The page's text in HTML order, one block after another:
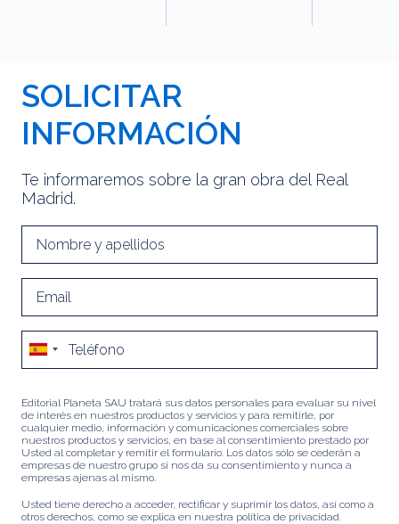
SOLICITAR
INFORMACIÓN
Te informaremos sobre la gran obra del Real
Madrid.
Editorial Planeta SAU tratará sus datos personales para evaluar su nivel
de interés en nuestros productos y servicios y para remitirle, por
cualquier medio, información y comunicaciones comerciales sobre
nuestros productos y servicios, en base al consentimiento prestado por
Usted al completar y remitir el formulario. Los datos sólo se cederán a
empresas de nuestro grupo si nos da su consentimiento y nunca a
empresas ajenas al mismo.
Usted tiene derecho a acceder, rectificar y suprimir los datos, así como a
otros derechos, como se explica en nuestra política de privacidad.